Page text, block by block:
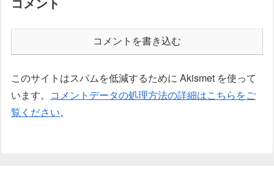
コメントを書き込む
このサイトはスパムを低減するために Akismet を使って
います。 コメントデータの処理方法の詳細はこちらをご
覧ください。